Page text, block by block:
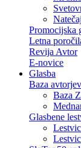
Promocijska
Letna
Revija Avtor
E-novice
Glasba
Baza
Baza
Glasbene